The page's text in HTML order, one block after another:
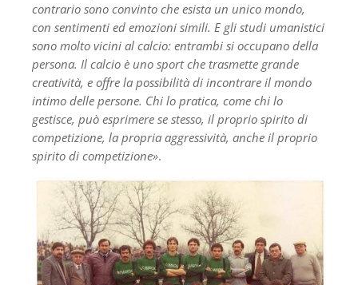
contrario sono convinto che esista un unico mondo,
con sentimenti ed emozioni simili. E gli studi umanistici
sono molto vicini al calcio: entrambi si occupano della
persona. Il calcio è uno sport che trasmette grande
creatività, e offre la possibilità di incontrare il mondo
intimo delle persone. Chi lo pratica, come chi lo
gestisce, può esprimere se stesso, il proprio spirito di
competizione, la propria aggressività, anche il proprio
spirito di competizione».